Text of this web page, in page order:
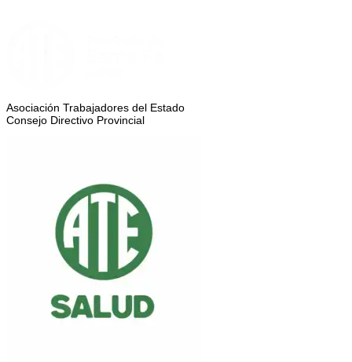
Asociación Trabajadores del Estado
Consejo Directivo Provincial